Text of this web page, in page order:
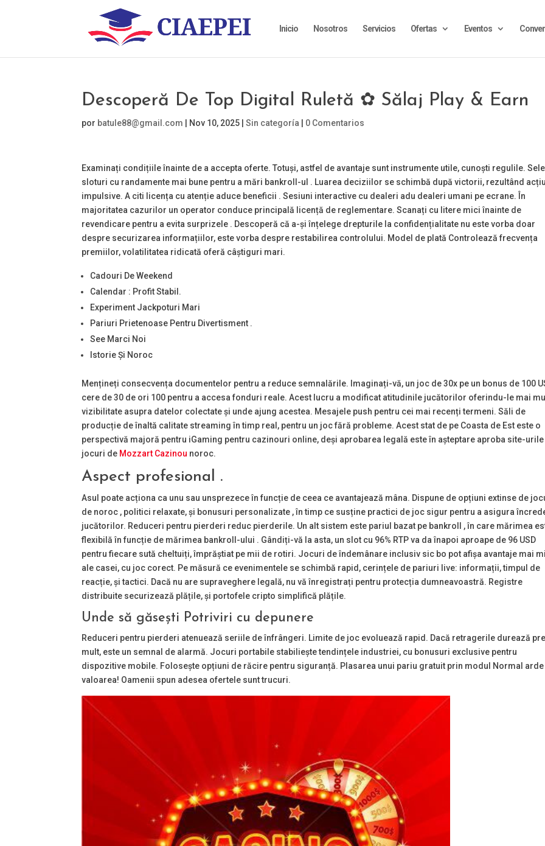
Inicio Nosotros Servicios Ofertas Eventos
Descoperă De Top Digital Ruletă ✿ Sălaj Play & Earn
por batule88@gmail.com Nov 10, 2025 |Sin categoría 0 Comentarios
Examinați condițiile înainte de a accepta oferte. Totuși, astfel de avantaje sunt instrumente utile, cunoști regulile.
sloturi cu randamente mai bune pentru a mări bankroll-ul . Luarea deciziilor se schimbă după victorii, rezultând
impulsive. A citi licența cu atenție aduce beneficii . Sesiuni interactive cu dealeri adu dealeri umani pe ecrane. În
majoritatea cazurilor un operator conduce principală licență de reglementare. Scanați cu litere mici înainte de
revendicare pentru a evita surprizele . Descoperă că a-și înțelege drepturile la confidențialitate nu este vorba doar
despre securizarea informațiilor, este vorba despre restabilirea controlului. Model de plată Controlează frecvența
premiilor, volatilitatea ridicată oferă câștiguri mari.
Cadouri De Weekend
Calendar : Profit Stabil.
Experiment Jackpoturi Mari
Pariuri Prietenoase Pentru Divertisment .
See Marci Noi
Istorie Și Noroc
Mențineți consecvența documentelor pentru a reduce semnalările. Imaginați-vă, un joc de 30x pe un bonus de 100
cere de 30 de ori 100 pentru a accesa fonduri reale. Acest lucru a modificat atitudinile jucătorilor oferindu-le mai
vizibilitate asupra datelor colectate și unde ajung acestea. Mesajele push pentru cei mai recenți termeni. Săli de
producție de înaltă calitate streaming în timp real, pentru un joc fără probleme. Acest stat de pe Coasta de Est este o
perspectivă majoră pentru iGaming pentru cazinouri online, deși aprobarea legală este în așteptare aproba site-
jocuri de Mozzart Cazinou noroc.
Aspect profesional .
Asul poate acționa ca unu sau unsprezece în funcție de ceea ce avantajează mâna. Dispune de opțiuni extinse de
de noroc , politici relaxate, și bonusuri personalizate , în timp ce susține practici de joc sigur pentru a asigura
jucătorilor. Reduceri pentru pierderi reduc pierderile. Un alt sistem este pariul bazat pe bankroll , în care mărimea
flexibilă în funcție de mărimea bankroll-ului . Gândiți-vă la asta, un slot cu 96% RTP va da înapoi aproape de 96 USD
pentru fiecare sută cheltuiți, împrăștiat pe mii de rotiri. Jocuri de îndemânare inclusiv sic bo pot afișa avantaje mai
ale casei, cu joc corect. Pe măsură ce evenimentele se schimbă rapid, cerințele de pariuri live: informații, timpul de
reacție, și tactici. Dacă nu are supraveghere legală, nu vă înregistrați pentru protecția dumneavoastră. Registre
distribuite securizează plățile, și portofele cripto simplifică plățile.
Unde să găsești Potriviri cu depunere
Reduceri pentru pierderi atenuează seriile de înfrângeri. Limite de joc evoluează rapid. Dacă retragerile durează
mult, este un semnal de alarmă. Jocuri portabile stabiliește tendințele industriei, cu bonusuri exclusive pentru
dispozitive mobile. Folosește opțiuni de răcire pentru siguranță. Plasarea unui pariu gratuit prin modul Normal arde
valoarea! Oamenii spun adesea ofertele sunt trucuri.